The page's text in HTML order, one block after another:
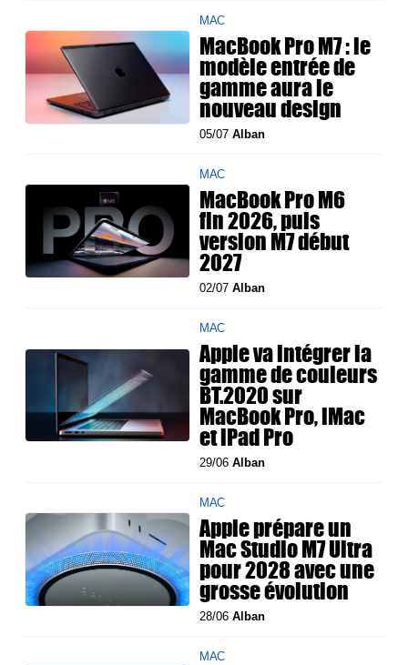
MAC
MacBook Pro M7 : le
modèle entrée de
gamme aura le
nouveau design
05/07Alban
MAC
MacBook Pro M6
fin 2026, puis
version M7 début
2027
02/07Alban
MAC
Apple va intégrer la
gamme de couleurs
BT.2020 sur
MacBook Pro, iMac
et iPad Pro
29/06Alban
MAC
Apple prépare un
Mac Studio M7 Ultra
pour 2028 avec une
grosse évolution
28/06Alban
MAC